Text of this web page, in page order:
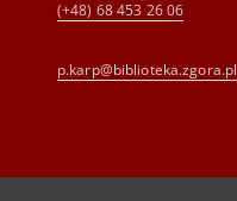
(+48) 68 453 26 06
p.karp@biblioteka.zgora.pl